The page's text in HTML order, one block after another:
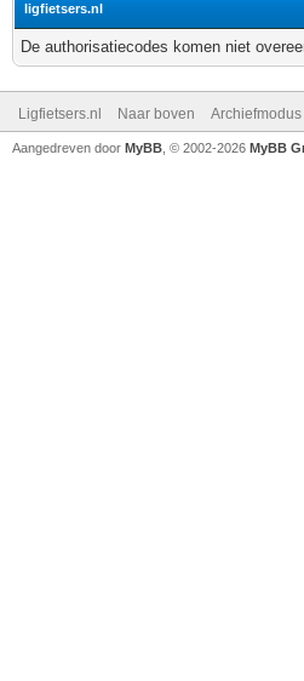
ligfietsers.nl
De authorisatiecodes komen niet
Ligfietsers.nl Naar boven Archiefmodus
Aangedreven door MyBB , © 2002-2026 MyBB